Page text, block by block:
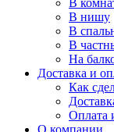
В
В нишу
В
В
На
Доставка и
Как
Оплата
О компании